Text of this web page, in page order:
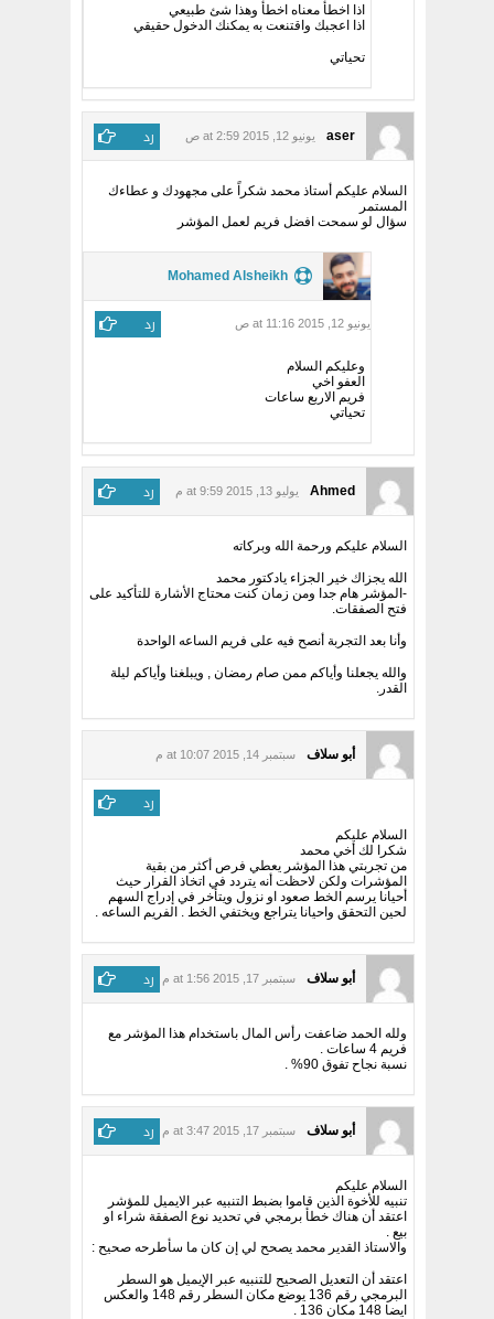
اذا اخطأ معناه اخطأ وهذا شئ طبيعي
اذا اعجبك واقتنعت به يمكنك الدخول حقيقي
تحياتي
aser يونيو 12, 2015 at 2:59 ص رد
السلام عليكم أستاذ محمد شكراً على مجهودك و عطاءك
المستمر
سؤال لو سمحت افضل فريم لعمل المؤشر
Mohamed Alsheikh
يونيو 12, 2015 at 11:16 ص رد
وعليكم السلام
العفو اخي
فريم الاربع ساعات
تحياتي
Ahmed يوليو 13, 2015 at 9:59 م رد
السلام عليكم ورحمة الله وبركاته
الله يجزاك خير الجزاء يادكتور محمد
-المؤشر هام جدا ومن زمان كنت محتاج الأشارة للتأكيد على
فتح الصفقات.
وأنا بعد التجربة أنصح فيه على فريم الساعه الواحدة
والله يجعلنا وأياكم ممن صام رمضان , ويبلغنا وأياكم ليلة
القدر.
أبو سلاف سبتمبر 14, 2015 at 10:07 م
رد
السلام عليكم
شكرا لك أخي محمد
من تجربتي هذا المؤشر يعطي فرص أكثر من بقية
المؤشرات ولكن لاحظت أنه يتردد في اتخاذ القرار حيث
أحيانا يرسم الخط صعود او نزول ويتأخر في إدراج السهم
لحين التحقق واحيانا يتراجع ويختفي الخط . الفريم الساعه .
أبو سلاف سبتمبر 17, 2015 at 1:56 م رد
ولله الحمد ضاعفت رأس المال باستخدام هذا المؤشر مع
فريم 4 ساعات .
نسبة نجاح تفوق 90% .
أبو سلاف سبتمبر 17, 2015 at 3:47 م رد
السلام عليكم
تنبيه للأخوة الذين قاموا بضبط التنبيه عبر الايميل للمؤشر
اعتقد أن هناك خطأ برمجي في تحديد نوع الصفقة شراء او
بيع .
والاستاذ القدير محمد يصحح لي إن كان ما سأطرحه صحيح :
اعتقد أن التعديل الصحيح للتنبيه عبر الإيميل هو السطر
البرمجي رقم 136 يوضع مكان السطر رقم 148 والعكس
ايضا 148 مكان 136 .